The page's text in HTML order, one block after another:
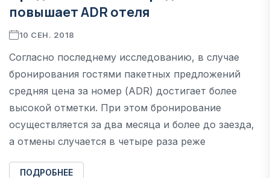
повышает ADR отеля
10 СЕН. 2018
Согласно последнему исследованию, в случае
бронирования гостями пакетных предложений
средняя цена за номер (ADR) достигает более
высокой отметки. При этом бронирование
осуществляется за два месяца и более до заезда,
а отмены случается в четыре раза реже
ПОДРОБНЕЕ